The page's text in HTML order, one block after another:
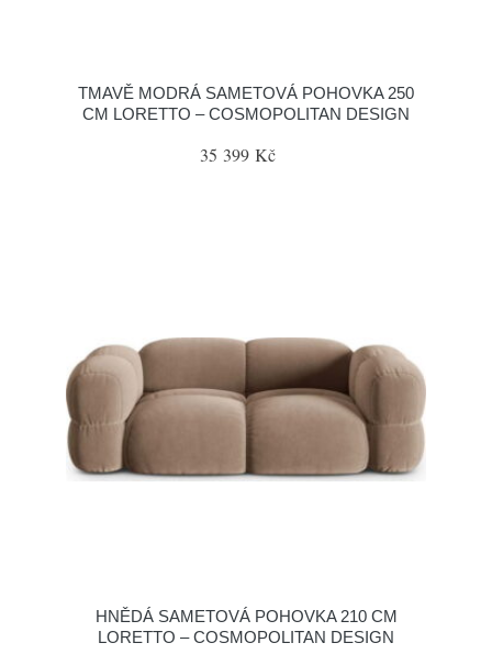
TMAVĚ MODRÁ SAMETOVÁ POHOVKA 250
CM LORETTO – COSMOPOLITAN DESIGN
35 399 Kč
HNĚDÁ SAMETOVÁ POHOVKA 210 CM
LORETTO – COSMOPOLITAN DESIGN